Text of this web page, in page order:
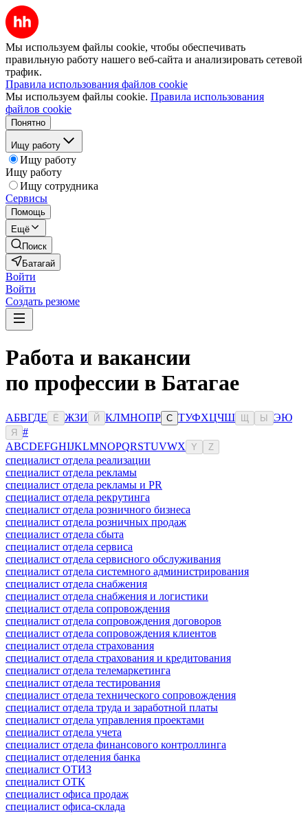
Мы используем файлы cookie, чтобы обеспечивать
правильную работу нашего веб-сайта и анализировать сетевой
трафик.
Правила использования файлов cookie
Мы используем файлы cookie. Правила использования
файлов cookie
Понятно
Ищу работу
Ищу работу
Ищу работу
Ищу сотрудника
Сервисы
Помощь
Ещё
Поиск
Батагай
Войти
Войти
Создать резюме
Работа и вакансии
по профессии в Батагае
АБВГДЕ Ё ЖЗИ Й КЛМНОПР С ТУФХЦЧШ Ы ЭЮ
Я
#
ABCDEFGHIJKLMNOPQRSTUVWX Y Z
специалист отдела реализации
специалист отдела рекламы
специалист отдела рекламы и PR
специалист отдела рекрутинга
специалист отдела розничного бизнеса
специалист отдела розничных продаж
специалист отдела сбыта
специалист отдела сервиса
специалист отдела сервисного обслуживания
специалист отдела системного администрирования
специалист отдела снабжения
специалист отдела снабжения и логистики
специалист отдела сопровождения
специалист отдела сопровождения договоров
специалист отдела сопровождения клиентов
специалист отдела страхования
специалист отдела страхования и кредитования
специалист отдела телемаркетинга
специалист отдела тестирования
специалист отдела технического сопровождения
специалист отдела труда и заработной платы
специалист отдела управления проектами
специалист отдела учета
специалист отдела финансового контроллинга
специалист отделения банка
специалист ОТИЗ
специалист ОТК
специалист офиса продаж
специалист офиса-склада